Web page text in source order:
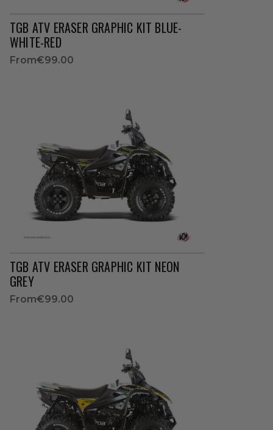
TGB ATV ERASER GRAPHIC KIT BLUE-
WHITE-RED
From€99.00
TGB ATV ERASER GRAPHIC KIT NEON
GREY
From€99.00